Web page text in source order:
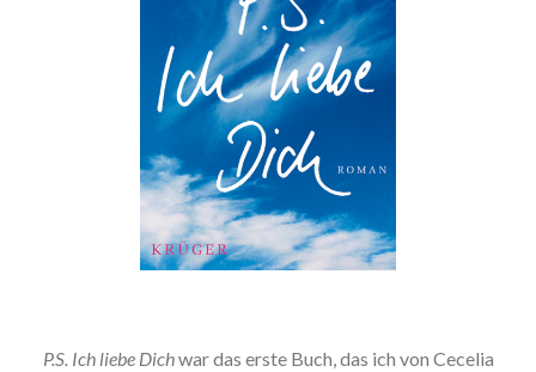
P.S. Ich liebe Dichwar das erste Buch, das ich von Cecelia